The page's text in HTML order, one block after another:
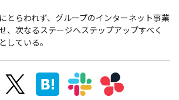
とらわれず、グループのインターネット事業
、次なるステージへステップアップすべく
している。